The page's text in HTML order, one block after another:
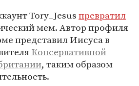
Tory_Jesusпревратил
мем. Автор профиля
представил Иисуса в
Консервативной
, таким образом